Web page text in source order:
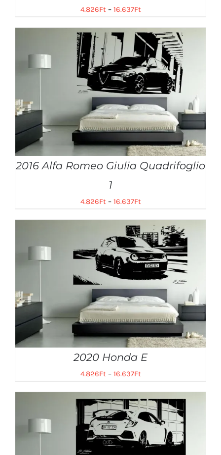
4.826Ft– 16.637Ft
2016 Alfa Romeo Giulia Quadrifoglio
1
4.826Ft– 16.637Ft
2020 Honda E
4.826Ft– 16.637Ft